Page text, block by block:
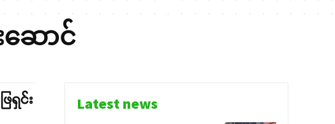
ဆောင်
ရှင်း
Latest news